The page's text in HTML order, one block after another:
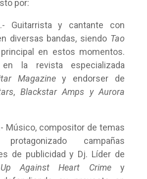
por:
.- Guitarrista y cantante con
diversas bandas, siendo Tao
en estos momentos.
en la revista especializada
Magaziney endorser de
, Blackstar Amps y Aurora
Músico, compositor de temas
campañas
de publicidad y Dj. Líder de
Against Heart Crimey